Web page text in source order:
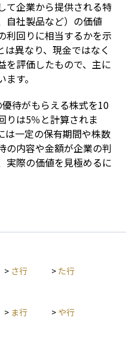
て企業から提供される特
自社製品など）の価値
利回りに相当するかを示
は異なり、現金ではなく
を評価したもので、主に
す。
待がもらえる株式を10
りは5％と計算されま
は一定の保有期間や株数
の内容や金額が企業の判
実際の価値を見極めるに
> さ行 > た行
> ま行 > や行